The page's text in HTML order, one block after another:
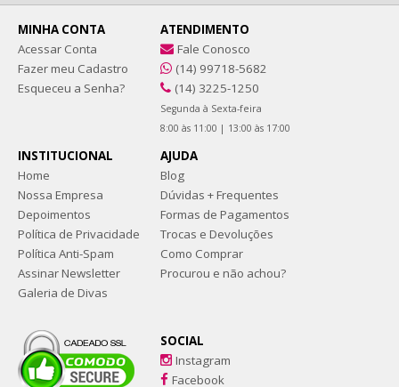
MINHA CONTA
Acessar Conta
Fazer meu Cadastro
Esqueceu a Senha?
ATENDIMENTO
Fale Conosco
(14) 99718-5682
(14) 3225-1250
Segunda à Sexta-feira
8:00 às 11:00 | 13:00 às 17:00
INSTITUCIONAL
Home
Nossa Empresa
Depoimentos
Política de Privacidade
Política Anti-Spam
Assinar Newsletter
Galeria de Divas
AJUDA
Blog
Dúvidas + Frequentes
Formas de Pagamentos
Trocas e Devoluções
Como Comprar
Procurou e não achou?
SOCIAL
Instagram
Facebook